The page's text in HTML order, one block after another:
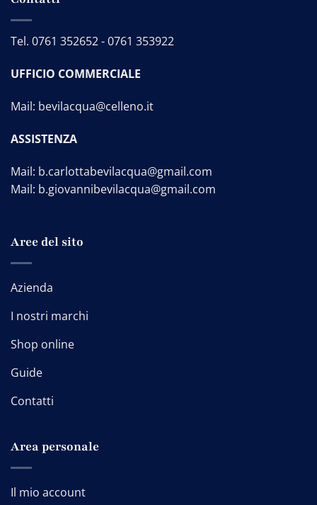
Tel. 0761 352652-0761 353922
UFFICIO COMMERCIALE
Mail: bevilacqua@celleno.it
ASSISTENZA
Mail: b.carlottabevilacqua@gmail.com
Mail: b.giovannibevilacqua@gmail.com
Aree del sito
Azienda
I nostri marchi
Shop online
Guide
Contatti
Area personale
Il mio account